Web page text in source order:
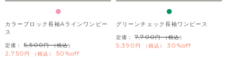
カラーブロック長袖Aラインワンピー
ス
定価： 5,500 （税込）
2,750 税込 50%off
グリーンチェック長袖ワンピース
定価： 7,700 （税込）
5,390 税込 30%off